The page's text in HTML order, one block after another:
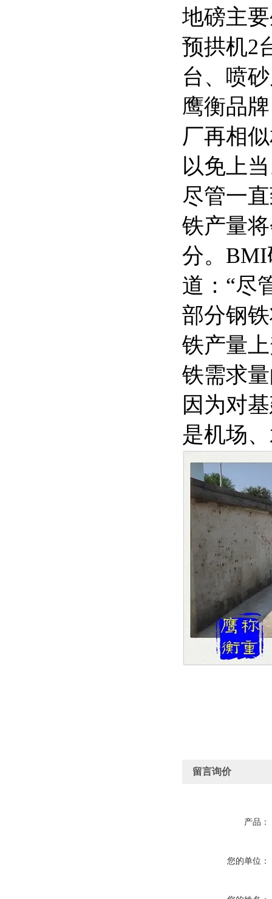
地磅主
预拱机2
台、喷
鹰衡品
厂再相
以免上
尽管一
铁产量
分。BMI
道：“尽
部分钢
铁产量
铁需求
因为对
是机场
留言询价
产品：
您的单位：